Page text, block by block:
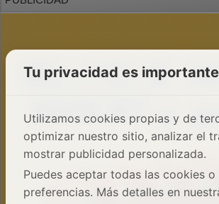
Tu privacidad es importante
Utilizamos cookies propias y de
optimizar nuestro sitio, analizar el
mostrar publicidad personalizada.
Puedes aceptar todas las cookies
preferencias. Más detalles en